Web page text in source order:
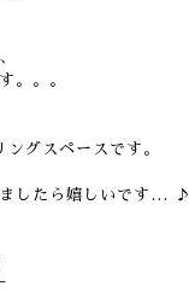
。。。
グスペースです。
ましたら嬉しいです… ♪